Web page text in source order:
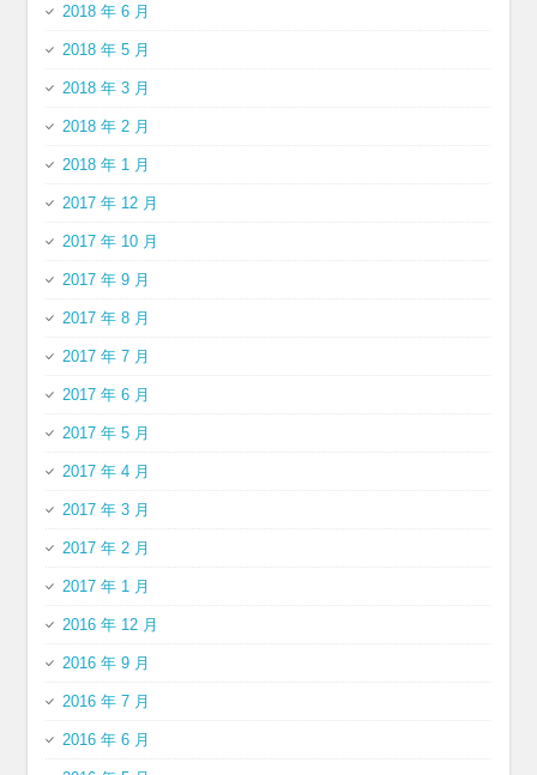
2018 年 6 月
2018 年 5 月
2018 年 3 月
2018 年 2 月
2018 年 1 月
2017 年 12 月
2017 年 10 月
2017 年 9 月
2017 年 8 月
2017 年 7 月
2017 年 6 月
2017 年 5 月
2017 年 4 月
2017 年 3 月
2017 年 2 月
2017 年 1 月
2016 年 12 月
2016 年 9 月
2016 年 7 月
2016 年 6 月